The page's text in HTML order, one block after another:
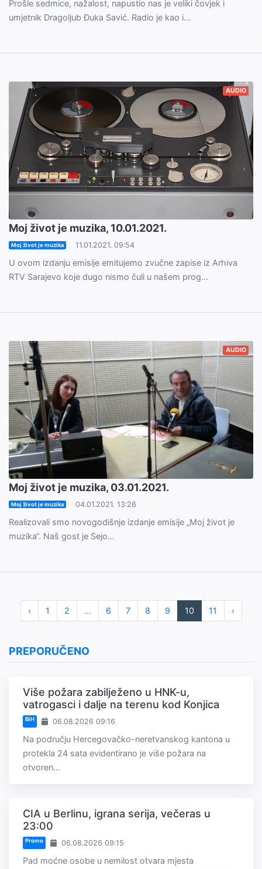
Prošle sedmice, nažalost, napustio nas je veliki čovjek i
umjetnik Dragoljub Đuka Savić. Radio je kao i...
AUDIO
Moj život je muzika, 10.01.2021.
Moj život je muzika 11.01.2021. 09:54
U ovom izdanju emisije emitujemo zvučne zapise iz Arhiva
RTV Sarajevo koje dugo nismo čuli u našem prog...
AUDIO
Moj život je muzika, 03.01.2021.
Moj život je muzika 04.01.2021. 13:26
Realizovali smo novogodišnje izdanje emisije „Moj život je
muzika“. Naš gost je Sejo...
‹ 1 2 ... 6 7 8 9 10 11 ›
PREPORUČENO
Više požara zabilježeno u HNK-u,
vatrogasci i dalje na terenu kod Konjica
BiH 06.08.2026 09:16
Na području Hercegovačko-neretvanskog kantona u
protekla 24 sata evidentirano je više požara na
otvoren...
CIA u Berlinu, igrana serija, večeras u
23:00
Promo 06.08.2026 09:15
Pad moćne osobe u nemilost otvara mjesta